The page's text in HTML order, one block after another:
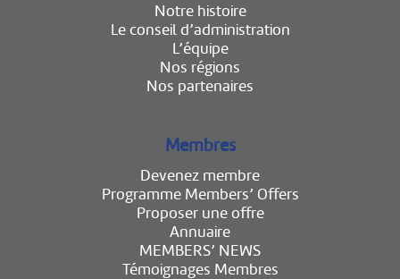
Notre histoire
Le conseil d’administration
L’équipe
Nos régions
Nos partenaires
Membres
Devenez membre
Programme Members’ Offers
Proposer une offre
Annuaire
MEMBERS’ NEWS
Témoignages Membres